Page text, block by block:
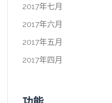
2017年七月
2017年六月
2017年五月
2017年四月